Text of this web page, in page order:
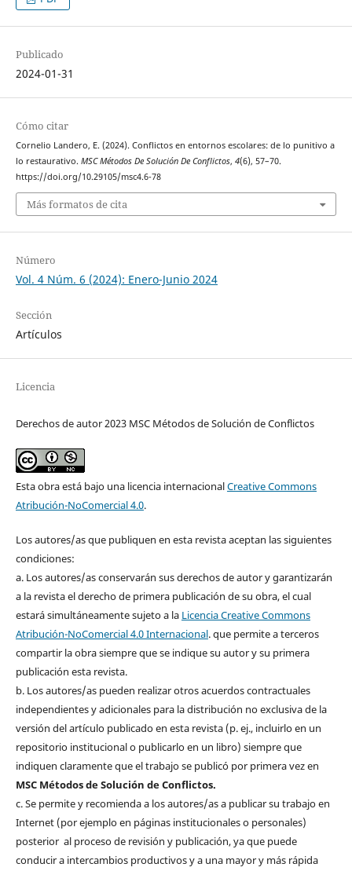
Publicado
2024-01-31
Cómo citar
Cornelio Landero, E. (2024). Conflictos en entornos escolares: de lo punitivo a
lo restaurativo. MSC Métodos De Solución De Conflictos, 4(6), 57–70.
https://doi.org/10.29105/msc4.6-78
Más formatos de cita
Número
Vol. 4 Núm. 6 (2024): Enero-Junio 2024
Sección
Artículos
Licencia
Derechos de autor 2023 MSC Métodos de Solución de Conflictos
Esta obra está bajo una licencia internacionalCreative Commons
Atribución-NoComercial 4.0.
Los autores/as que publiquen en esta revista aceptan las siguientes
condiciones:
a. Los autores/as conservarán sus derechos de autor y garantizarán
a la revista el derecho de primera publicación de su obra, el cual
estará simultáneamente sujeto a la Licencia Creative Commons
Atribución-NoComercial 4.0 Internacional. que permite a terceros
compartir la obra siempre que se indique su autor y su primera
publicación esta revista.
b. Los autores/as pueden realizar otros acuerdos contractuales
independientes y adicionales para la distribución no exclusiva de la
versión del artículo publicado en esta revista (p. ej., incluirlo en un
repositorio institucional o publicarlo en un libro) siempre que
indiquen claramente que el trabajo se publicó por primera vez en
MSC Métodos de Solución de Conflictos.
c. Se permite y recomienda a los autores/as a publicar su trabajo en
Internet (por ejemplo en páginas institucionales o personales)
posterior al proceso de revisión y publicación, ya que puede
conducir a intercambios productivos y a una mayor y más rápida